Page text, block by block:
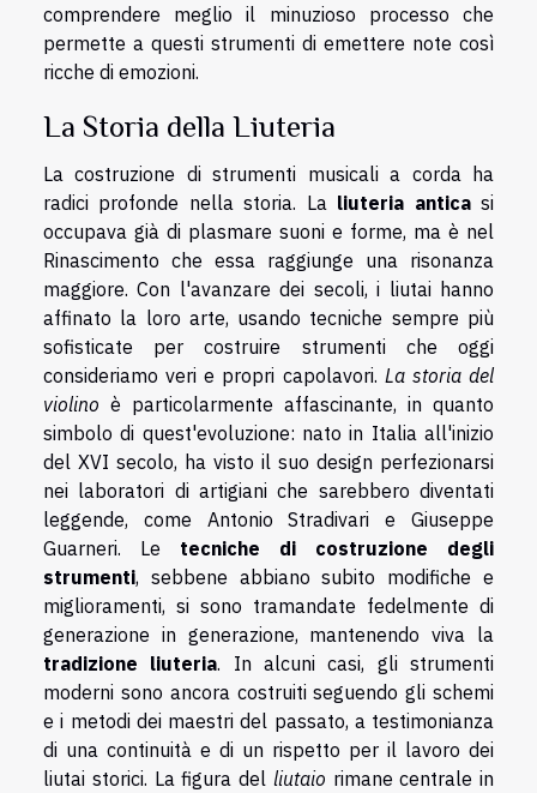
comprendere meglio il minuzioso processo che
permette a questi strumenti di emettere note così
ricche di emozioni.
La Storia della Liuteria
La costruzione di strumenti musicali a corda ha
radici profonde nella storia. La liuteria anticasi
occupava già di plasmare suoni e forme, ma è nel
Rinascimento che essa raggiunge una risonanza
maggiore. Con l'avanzare dei secoli, i liutai hanno
affinato la loro arte, usando tecniche sempre più
sofisticate per costruire strumenti che oggi
consideriamo veri e propri capolavori. La storia del
violino è particolarmente affascinante, in quanto
simbolo di quest'evoluzione: nato in Italia all'inizio
del XVI secolo, ha visto il suo design perfezionarsi
nei laboratori di artigiani che sarebbero diventati
leggende, come Antonio Stradivari e Giuseppe
Guarneri. Le tecniche di costruzione degli
strumenti, sebbene abbiano subito modifiche e
miglioramenti, si sono tramandate fedelmente di
generazione in generazione, mantenendo viva la
tradizione liuteria. In alcuni casi, gli strumenti
moderni sono ancora costruiti seguendo gli schemi
e i metodi dei maestri del passato, a testimonianza
di una continuità e di un rispetto per il lavoro dei
liutai storici. La figura del liutaio rimane centrale in